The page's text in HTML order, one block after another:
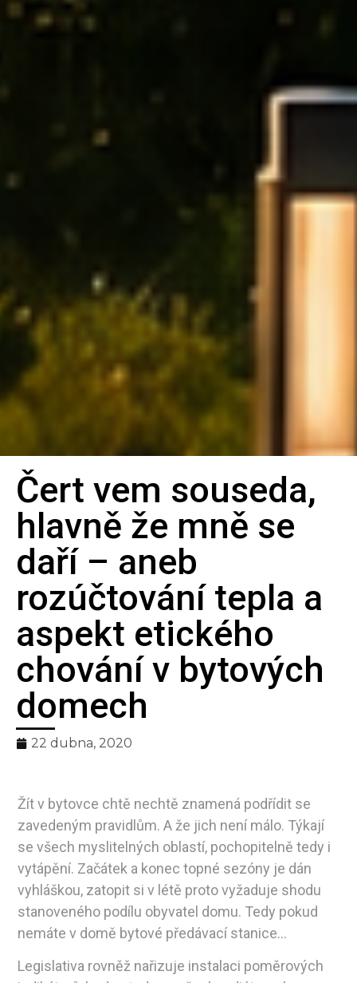
Bilanční
metoda
pro spravedlivé
rozúčtování tepla
Čert vem souseda,
hlavně že mně se
daří – aneb
rozúčtování tepla a
aspekt etického
chování v bytových
domech
22 dubna, 2020
Žít v bytovce chtě nechtě znamená podřídit se
zavedeným pravidlům. A že jich není málo. Týkají
se všech myslitelných oblastí, pochopitelně tedy i
vytápění. Začátek a konec topné sezóny je dán
vyhláškou, zatopit si v létě proto vyžaduje shodu
stanoveného podílu obyvatel domu. Tedy pokud
nemáte v domě bytové předávací stanice…
Legislativa rovněž nařizuje instalaci poměrových